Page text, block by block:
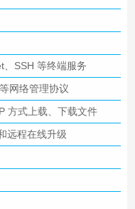
、SSH 等终端服务
网络管理协议
方式上载、下载文件
远程在线升级